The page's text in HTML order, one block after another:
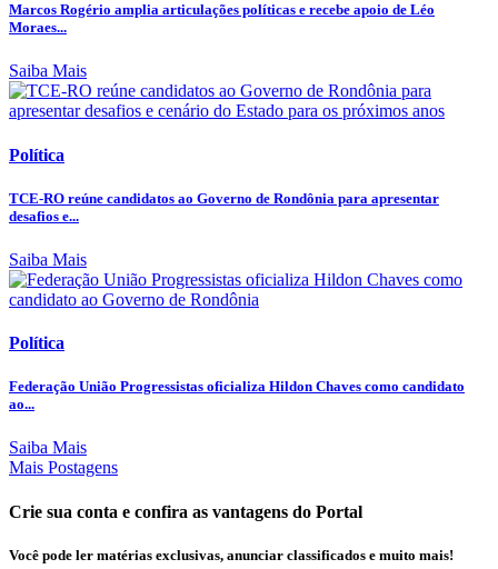
Marcos Rogério amplia articulações políticas e recebe apoio de Léo
Moraes...
Saiba Mais
Política
TCE-RO reúne candidatos ao Governo de Rondônia para apresentar
desafios e...
Saiba Mais
Política
Federação União Progressistas oficializa Hildon Chaves como candidato
ao...
Saiba Mais
Mais Postagens
Crie sua conta e confira as vantagens do Portal
Você pode ler matérias exclusivas, anunciar classificados e muito mais!